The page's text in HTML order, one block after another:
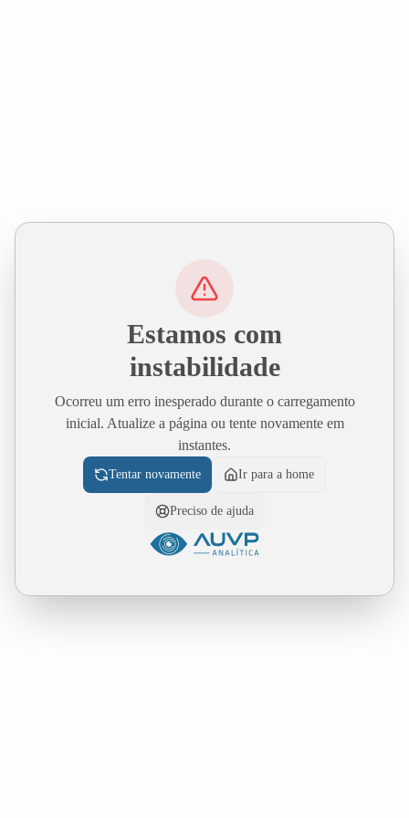
Estamos com
instabilidade
Ocorreu um erro inesperado durante o carregamento
inicial. Atualize a página ou tente novamente em
instantes.
Tentar novamente Ir para a home
Preciso de ajuda